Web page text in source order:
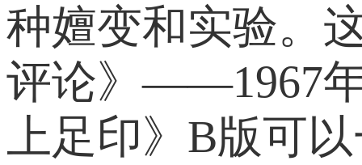
种嬗变和实验。
评论》——1967年
上足印》B版可